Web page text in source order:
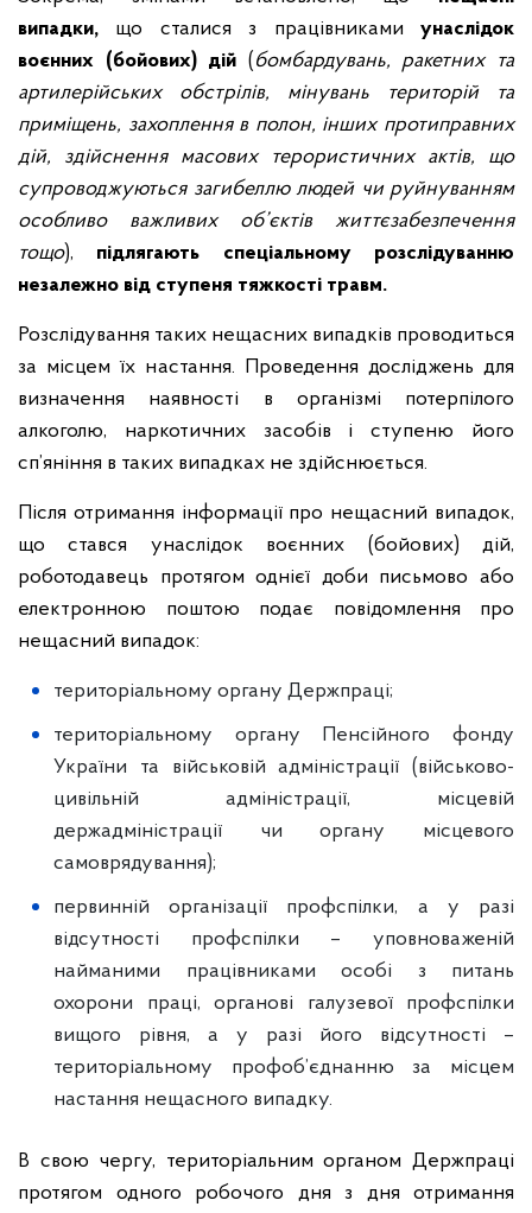
випадки, що сталися з працівникамиунаслідок
воєнних (бойових) дій ( бомбардувань, ракетних та
артилерійських обстрілів, мінувань територій та
приміщень, захоплення в полон, інших протиправних
дій, здійснення масових терористичних актів, що
супроводжуються загибеллю людей чи руйнуванням
особливо важливих об’єктів життєзабезпечення
тощо), підлягають спеціальному розслідуванню
незалежно від ступеня тяжкості травм.
Розслідування таких нещасних випадків проводиться
за місцем їх настання. Проведення досліджень для
визначення наявності в організмі потерпілого
алкоголю, наркотичних засобів і ступеню його
сп’яніння в таких випадках не здійснюється.
Після отримання інформації про нещасний випадок,
що стався унаслідок воєнних (бойових) дій,
роботодавець протягом однієї доби письмово або
електронною поштою подає повідомлення про
нещасний випадок:
територіальному органу Держпраці;
територіальному органу Пенсійного фонду
України та військовій адміністрації (військово-
цивільній адміністрації, місцевій
держадміністрації чи органу місцевого
самоврядування);
первинній організації профспілки, а у разі
відсутності профспілки – уповноваженій
найманими працівниками особі з питань
охорони праці, органові галузевої профспілки
вищого рівня, а у разі його відсутності –
територіальному профоб’єднанню за місцем
настання нещасного випадку.
В свою чергу, територіальним органом Держпраці
протягом одного робочого дня з дня отримання